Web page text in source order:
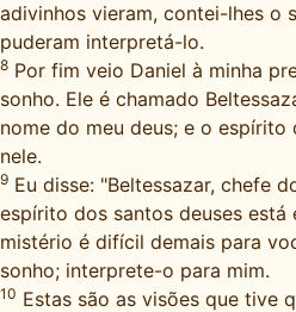
adivinhos vieram, contei-lhes o
puderam interpretá-lo.
8 Por fim veio Daniel à minha
sonho. Ele é chamado
nome do meu deus; e o espírito
nele.
9 Eu disse: "Beltessazar, chefe
espírito dos santos deuses está
mistério é difícil demais para
sonho; interprete-o para mim.
10 Estas são as visões que tive